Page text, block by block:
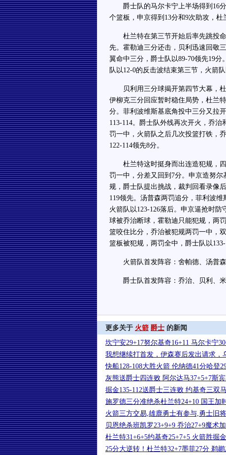
爵士队的马尔卡宁上半场得到16分
个篮板，申京得到13分和9次助攻，杜
杜兰特在第三节开始后率先跳投命
先。霍勒迪三分还击，贝利迅速回敬
翼命中三分，爵士队以89-70领先19
队以12-0的反击波结束第三节，火箭队
贝利用三分球揭开第四节大幕，杜
伊柳克三分回应暂时稳住局势，杜兰
分。菲利波维斯基底角投中三分又拉
113-114。爵士队外线再次开火，乔
罚一中，火箭队之后几次投篮打铁，
122-114领先8分。
杜兰特这时挺身而出连造犯规，四
罚一中，分差又回到7分。申京造努
规，爵士队提出挑战，裁判回看录像
119领先。汤普森两罚追分，菲利波
火箭队以123-126落后。申京逼抢时
球被乔治断球，霍勒迪只能犯规，两
篮咬住比分，乔治被犯规两罚一中，
篮板被犯规，两罚全中，爵士队以133-
火箭队首发阵容：舍帕德、汤普森
爵士队首发阵容：乔治、贝利、米
更多关于 火箭 爵士 的新闻
坎宁安29+17努尔基奇16+11 马尔卡宁
我想继续打首发，伊森赛后发出请求，
快船128-108大胜火箭 伦纳德41分哈登
灰熊送爵士四连败 阿尔达马37+5+7斯
掘金135-112送爵士三连败 约基奇三双
施罗德三分准绝杀杜兰特24+10 国王加
火箭三方交易,雄鹿勇士有参与,勇士旧
贝恩绝杀班凯罗23+9+9 乔治27+9魔术
杜兰特31+6+5约基奇25+7+5 火箭胜掘金
25分大逆转！杜兰特32+7墨菲27分 鹈